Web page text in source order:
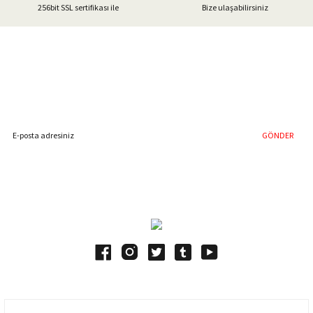
Gönder
256bit SSL sertifikası ile
Bize ulaşabilirsiniz
GÖNDER